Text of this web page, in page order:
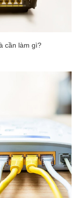
cần làm gì?